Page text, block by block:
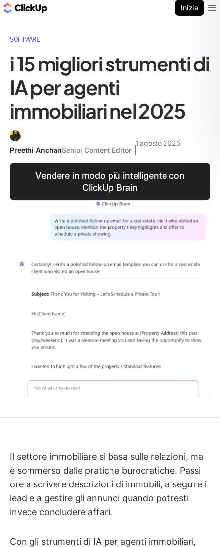
Inizia
SOFTWARE
i 15 migliori strumenti di
IA per agenti
immobiliari nel 2025
Preethi AnchanSenior Content Editor
1 agosto 2025
Vendere in modo più intelligente con
ClickUp Brain
Il settore immobiliare si basa sulle relazioni, ma
è sommerso dalle pratiche burocratiche. Passi
ore a scrivere descrizioni di immobili, a seguire i
lead e a gestire gli annunci quando potresti
invece concludere affari.
Con gli strumenti di IA per agenti immobiliari,